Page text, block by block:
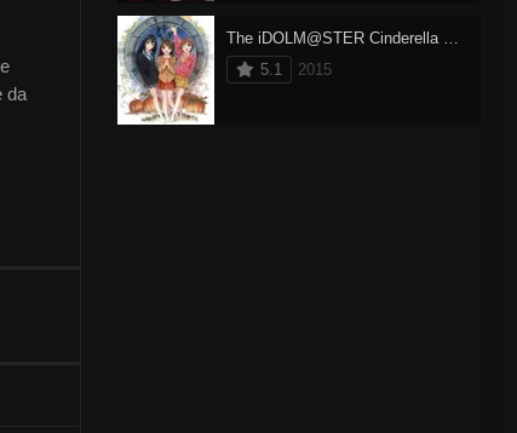
da
The iDOLM@STER Cinderella Girls
5.1
2015